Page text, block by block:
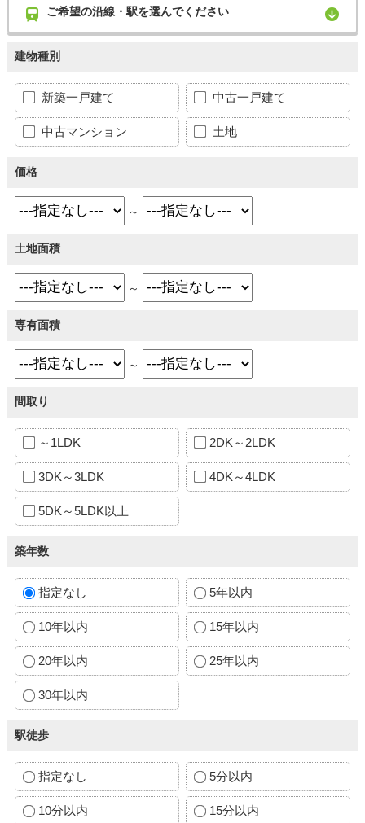
ご希望の沿線・駅を選んでください
建物種別
新築一戸建て 中古一戸建て
中古マンション 土地
価格
～
土地面積
～
専有面積
～
間取り
～1LDK 2DK～2LDK
3DK～3LDK 4DK～4LDK
5DK～5LDK以上
築年数
指定なし 5年以内
10年以内 15年以内
20年以内 25年以内
30年以内
駅徒歩
指定なし 5分以内
10分以内 15分以内